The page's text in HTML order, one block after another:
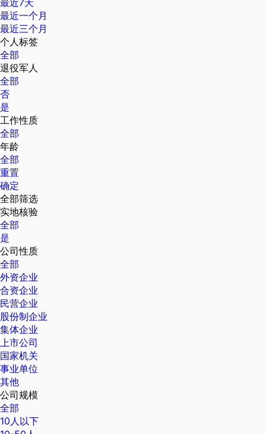
最近一个月
最近三个月
个人标签
全部
退役军人
全部
否
是
工作性质
全部
年龄
全部
重置
确定
全部筛选
实地核验
全部
是
公司性质
全部
外资企业
合资企业
民营企业
股份制企业
集体企业
上市公司
国家机关
事业单位
其他
公司规模
全部
10人以下